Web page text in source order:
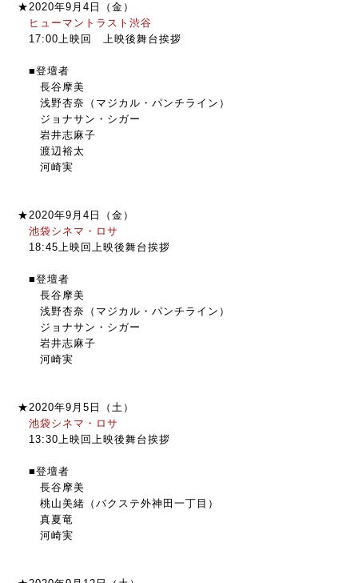
★2020年9月4日（金）
ヒューマントラスト渋谷
17:00上映回 上映後舞台挨拶
■登壇者
長谷摩美
浅野杏奈（マジカル・パンチライン）
ジョナサン・シガー
岩井志麻子
渡辺裕太
河崎実
★2020年9月4日（金）
池袋シネマ・ロサ
18:45上映回上映後舞台挨拶
■登壇者
長谷摩美
浅野杏奈（マジカル・パンチライン）
ジョナサン・シガー
岩井志麻子
河崎実
★2020年9月5日（土）
池袋シネマ・ロサ
13:30上映回上映後舞台挨拶
■登壇者
長谷摩美
桃山美緒（バクステ外神田一丁目）
真夏竜
河崎実